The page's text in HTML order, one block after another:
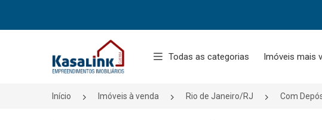
Página inicial
Todas as categorias Imóveis mais
Início Imóveis à venda Rio de Janeiro/RJ Com